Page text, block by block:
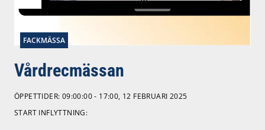
FACKMÄSSA
Vårdrecmässan
ÖPPETTIDER: 09:00:00 - 17:00, 12 FEBRUARI 2025
START INFLYTTNING: